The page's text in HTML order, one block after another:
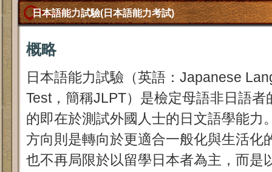
日本語能力試驗(日本語能力考試)
概略
日本語能力試驗（英語：Japanese
Test，簡稱JLPT）是檢定母語非日語
的即在於測試外國人士的日文語學能力
方向則是轉向於更適合一般化與生活化
也不再局限於以留學日本者為主，而是